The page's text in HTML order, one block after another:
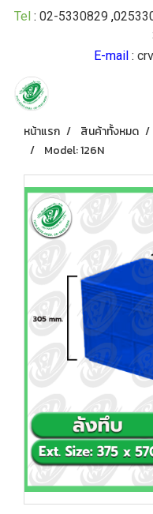
Tel : 02-5330829 ,
E-mail:
หน้าแรก สินค้าทั้งหมด
Model: 126N